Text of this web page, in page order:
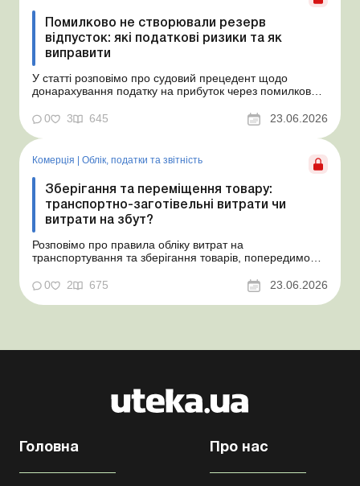
Помилково не створювали резерв
відпусток: які податкові ризики та як
виправити
У статті розповімо про судовий прецедент щодо
донарахування податку на прибуток через помилково
надамо рекомендації, як мінімізувати податкові ризики.
Проблемні витрати: податкові ризики та судова
практика Розуміємо ваші хвилювання через помилкове
неств...
0 3 645 23.06.2026
Комерція | Облік, податки та звiтнiсть
Зберігання та переміщення товару:
транспортно-заготівельні витрати чи
витрати на збут?
Розповімо про правила обліку витрат на
транспортування та зберігання товарів, попередимо
нормативне обґрунтування. Проблемні витрати:
податкові ризики та судова практика Здавалось би, у
цьому питанні неоднозначності бути не може. Однак,
0 2 675 23.06.2026
Головна Про нас